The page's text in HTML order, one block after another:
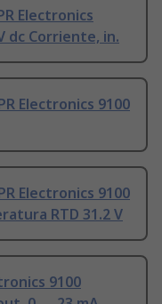
Electronics
dc Corriente, in.
Electronics 9100
Electronics 9100
RTD 31.2 V
9100